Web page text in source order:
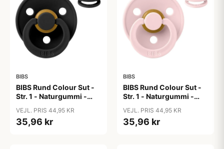
BIBS
BIBS Rund Colour Sut -
Str. 1 - Naturgummi -
VEJL. PRIS 44,95 KR
35,96 kr
BIBS
BIBS Rund Colour Sut -
Str. 1 - Naturgummi -
VEJL. PRIS 44,95 KR
35,96 kr